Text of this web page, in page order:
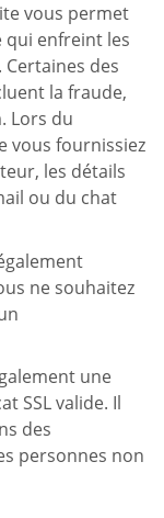
vous permet
qui enfreint les
des
la fraude,
Lors du
vous fournissiez
les détails
ou du chat
ne souhaitez
une
SSL valide. Il
des
personnes non